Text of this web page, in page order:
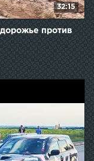
32:15
против